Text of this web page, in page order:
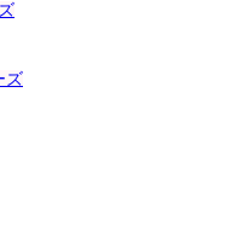
ズ